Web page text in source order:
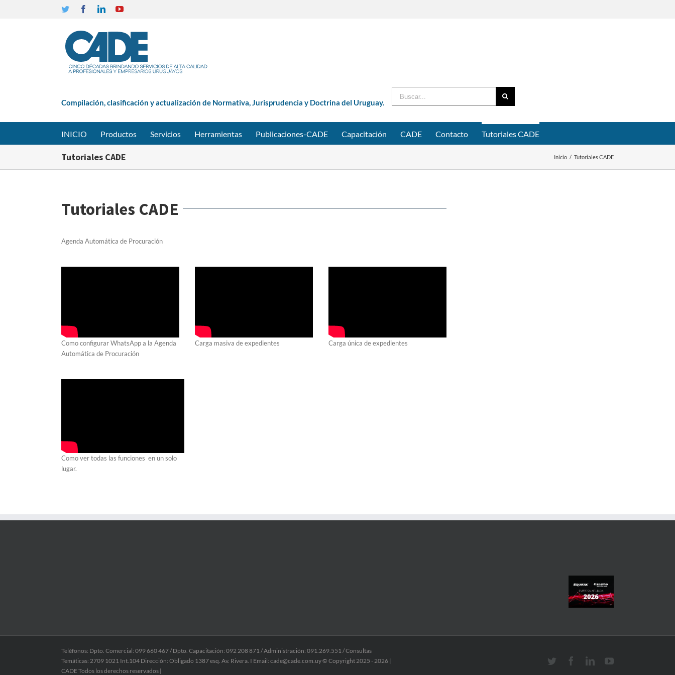
Twitter FacebookLinkedinYouTube
Compilación, clasificación y actualización de Normativa, Jurisprudencia y Doctrina del Uruguay.
INICIO Productos Servicios Herramientas Publicaciones-CADE Capacitación CADE Contacto Tutoriales CADE
Tutoriales CADE Inicio / Tutoriales CADE
Tutoriales CADE
Agenda Automática de Procuración
Como configurar WhatsApp a la Agenda
Automática de Procuración
Carga masiva de expedientes Carga única de expedientes
Como ver todas las funciones en un solo
lugar.
Teléfonos: Dpto. Comercial: 099 660 467 / Dpto. Capacitación: 092 208 871 / Administración: 091.269.551 / Consultas
Temáticas: 2709 1021 Int.104 Dirección: Obligado 1387 esq. Av. Rivera. I Email: cade@cade.com.uy © Copyright 2025 -2026 |
CADE Todos los derechos reservados |
Twitter Facebook
LinkedinYouTube